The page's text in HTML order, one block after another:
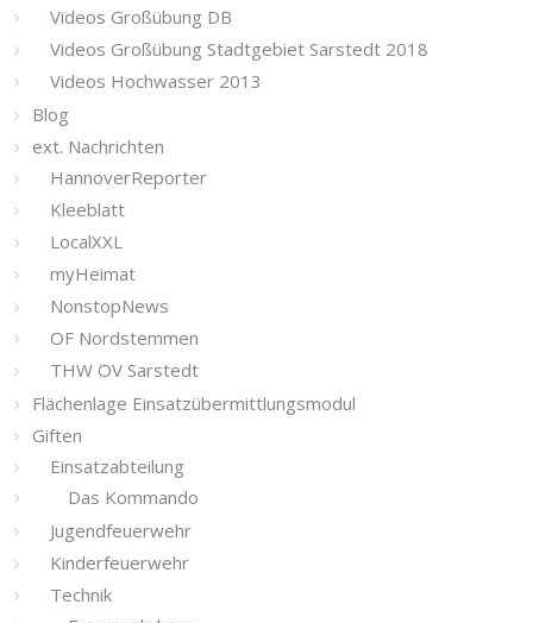
Videos Großübung DB
Videos Großübung Stadtgebiet Sarstedt 2018
Videos Hochwasser 2013
Blog
ext. Nachrichten
HannoverReporter
Kleeblatt
LocalXXL
myHeimat
NonstopNews
OF Nordstemmen
THW OV Sarstedt
Flächenlage Einsatzübermittlungsmodul
Giften
Einsatzabteilung
Das Kommando
Jugendfeuerwehr
Kinderfeuerwehr
Technik